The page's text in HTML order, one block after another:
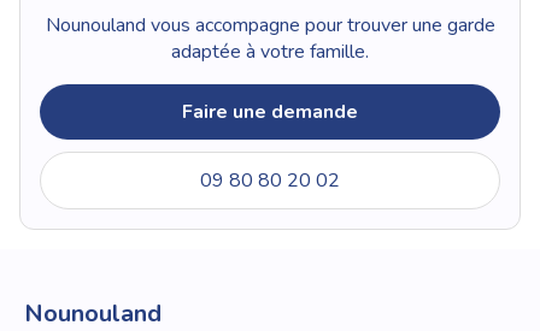
Nounouland vous accompagne pour trouver une garde
adaptée à votre famille.
Faire une demande
09 80 80 20 02
Nounouland